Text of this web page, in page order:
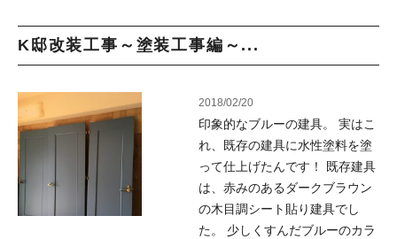
K邸改装工事～塗装工事編～...
2018/02/20
印象的なブルーの建具。 実はこ
れ、既存の建具に水性塗料を塗
って仕上げたんです！ 既存建具
は、赤みのあるダークブラウン
の木目調シート貼り建具でし
た。 少しくすんだブルーのカラ